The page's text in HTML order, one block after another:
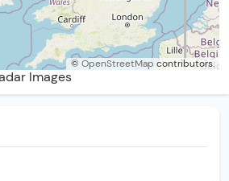
© OpenStreetMap contributors.